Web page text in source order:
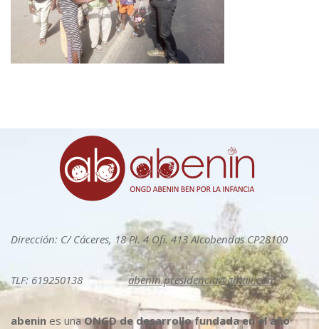
Dirección: C/ Cáceres, 18 Pl. 4 Ofi. 413 Alcobendas CP28100
TLF: 619250138abenin.presidencia@gmail.com
abenin es unaONGD de desarrollo fundada en el año